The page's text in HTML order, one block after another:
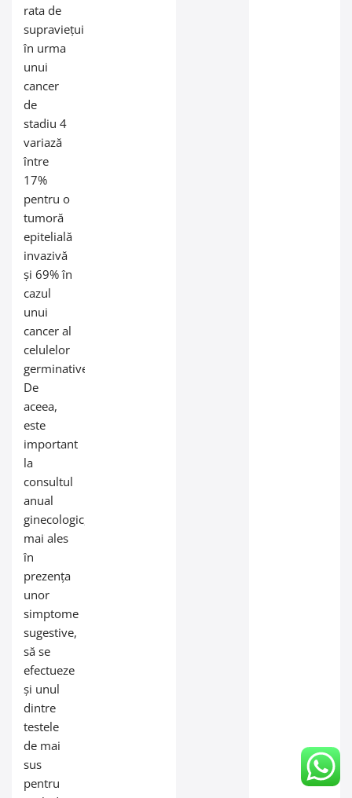
rata de
supraviețuire
în urma
unui
cancer
de
stadiu 4
variază
între
17%
pentru o
tumoră
epitelială
invazivă
și 69% în
cazul
unui
cancer al
celulelor
germinative.
De
aceea,
este
important
la
consultul
anual
ginecologic,
mai ales
în
prezența
unor
simptome
sugestive,
să se
efectueze
și unul
dintre
testele
de mai
sus
pentru